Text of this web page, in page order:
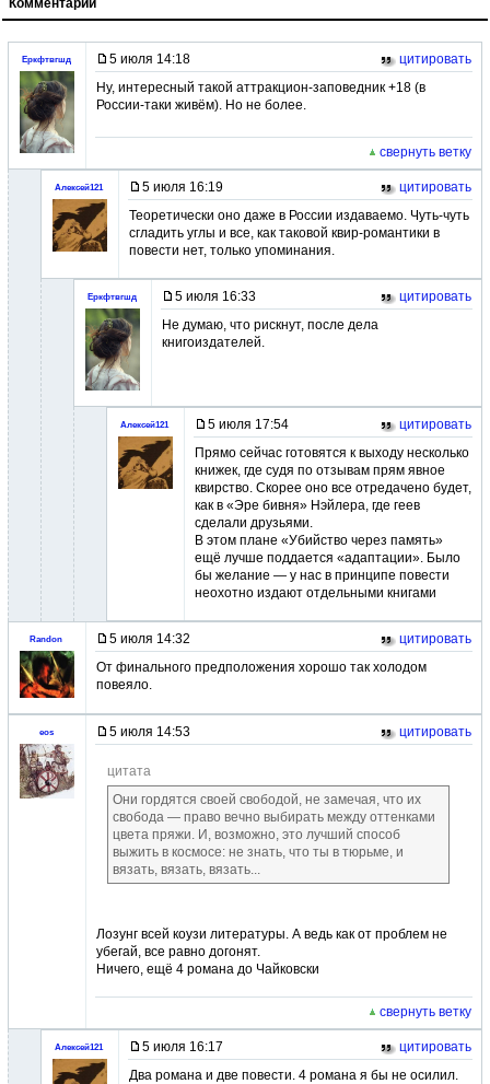
Комментарии
Еркфтвгшд 5 июля 14:18
цитировать
Ну, интересный такой аттракцион-заповедник +18 (в
России-таки живём). Но не более.
свернуть ветку
Алексей121 5 июля 16:19
цитировать
Теоретически оно даже в России издаваемо. Чуть-чуть
сгладить углы и все, как таковой квир-романтики в
повести нет, только упоминания.
Еркфтвгшд 5 июля 16:33
цитировать
Не думаю, что рискнут, после дела
книгоиздателей.
Алексей121 5 июля 17:54
цитировать
Прямо сейчас готовятся к выходу несколько
книжек, где судя по отзывам прям явное
квирство. Скорее оно все отредачено будет,
как в «Эре бивня» Нэйлера, где геев
сделали друзьями.
В этом плане «Убийство через память»
ещё лучше поддается «адаптации». Было
бы желание — у нас в принципе повести
неохотно издают отдельными книгами
Randon 5 июля 14:32
цитировать
От финального предположения хорошо так холодом
повеяло.
eos 5 июля 14:53 цитировать
цитата
Они гордятся своей свободой, не замечая, что их
свобода — право вечно выбирать между оттенками
цвета пряжи. И, возможно, это лучший способ
выжить в космосе: не знать, что ты в тюрьме, и
вязать, вязать, вязать...
Лозунг всей коузи литературы. А ведь как от проблем не
убегай, все равно догонят.
Ничего, ещё 4 романа до Чайковски
свернуть ветку
Алексей121 5 июля 16:17
цитировать
Два романа и две повести. 4 романа я бы не осилил.